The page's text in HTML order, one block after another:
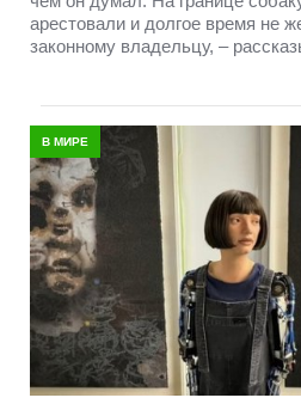
арестовали и долгое время не
законному владельцу, –
В МИРЕ